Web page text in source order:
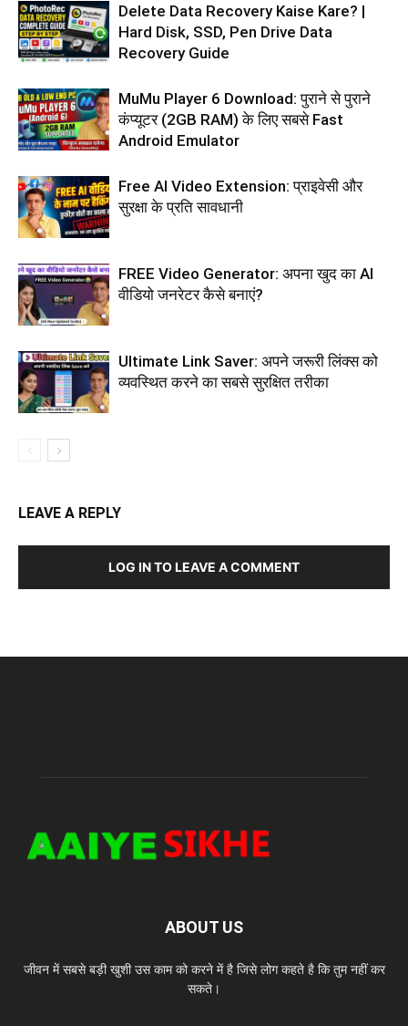
Delete Data Recovery Kaise Kare? |
Hard Disk, SSD, Pen Drive Data
Recovery Guide
MuMu Player 6 Download: पुराने से पुराने
कंप्यूटर (2GB RAM) के लिए सबसे Fast
Android Emulator
Free AI Video Extension: प्राइवेसी और
सुरक्षा के प्रति सावधानी
FREE Video Generator: अपना खुद का AI
वीडियो जनरेटर कैसे बनाएं?
Ultimate Link Saver: अपने जरूरी लिंक्स को
व्यवस्थित करने का सबसे सुरक्षित तरीका
LEAVE A REPLY
LOG IN TO LEAVE A COMMENT
ABOUT US
जीवन में सबसे बड़ी खुशी उस काम को करने में है जिसे लोग कहते है कि तुम नहीं कर
सकते।